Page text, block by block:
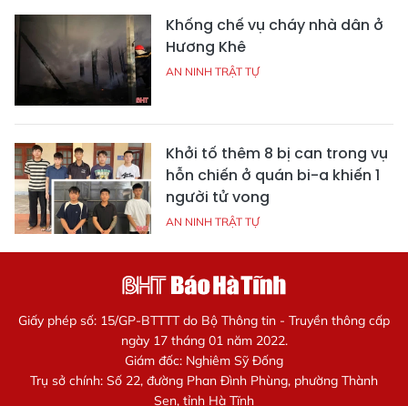
Khống chế vụ cháy nhà dân ở
Hương Khê
AN NINH TRẬT TỰ
Khởi tố thêm 8 bị can trong vụ
hỗn chiến ở quán bi-a khiến 1
người tử vong
AN NINH TRẬT TỰ
Giấy phép số: 15/GP-BTTTT do Bộ Thông tin - Truyền thông cấp
ngày 17 tháng 01 năm 2022.
Giám đốc: Nghiêm Sỹ Đống
Trụ sở chính: Số 22, đường Phan Đình Phùng, phường Thành
Sen, tỉnh Hà Tĩnh